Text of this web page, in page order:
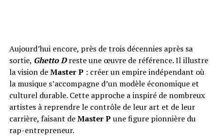
Aujourd’hui encore, près de trois décennies après sa
sortie, Ghetto Dreste une œuvre de référence. Il illustre
la vision deMaster P : créer un empire indépendant où
la musique s’accompagne d’un modèle économique et
culturel durable. Cette approche a inspiré de nombreux
artistes à reprendre le contrôle de leur art et de leur
carrière, faisant deMaster P une figure pionnière du
rap-entrepreneur.